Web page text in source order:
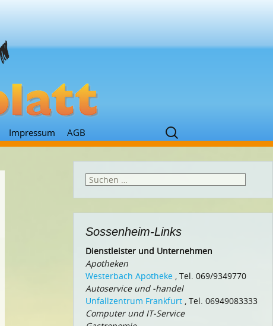
Impressum AGB
Suchen
nach:
Suchen
Sossenheim-Links
Dienstleister und Unternehmen
Apotheken
Westerbach Apotheke , Tel. 069/9349770
Autoservice und -handel
Unfallzentrum Frankfurt , Tel. 06949083333
Computer und IT-Service